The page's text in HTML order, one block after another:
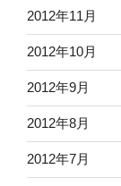
2012年11月
2012年10月
2012年9月
2012年8月
2012年7月